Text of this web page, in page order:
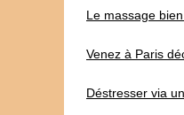
Le massage bien
Venez à Paris
Déstresser via